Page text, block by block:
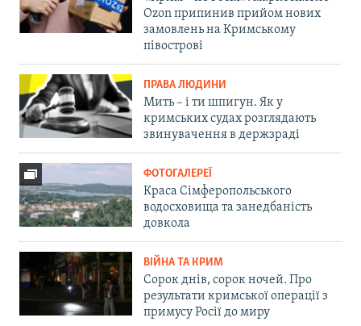
Ozon припинив прийом нових
замовлень на Кримському
півострові
ПРАВА ЛЮДИНИ
Мить – і ти шпигун. Як у
кримських судах розглядають
звинувачення в держзраді
ФОТОГАЛЕРЕЇ
Краса Сімферопольського
водосховища та занедбаність
довкола
ВІЙНА ТА КРИМ
Сорок днів, сорок ночей. Про
результати кримської операції з
примусу Росії до миру